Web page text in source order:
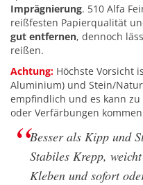
Imprägnierung. 510 Alfa
reißfesten Papierqualität
gut entfernen, dennoch
reißen.
Achtung: Höchste Vorsicht
Aluminium) und Stein/
empfindlich und es kann zu
oder Verfärbungen
Besser als Kipp und
Stabiles Krepp,
Kleben und sofort